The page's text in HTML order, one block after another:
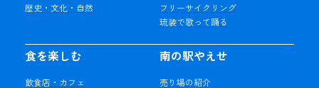
歴史・文化・自然
フリーサイクリング
琉装で歌って踊る
食を楽しむ
飲食店・カフェ
南の駅やえせ
売り場の紹介